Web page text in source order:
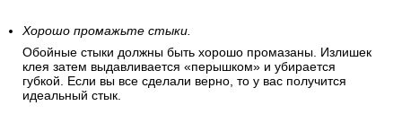
влажной губкой.
Хорошо промажьте стыки.
Обойные стыки должны быть хорошо промазаны. Излишек